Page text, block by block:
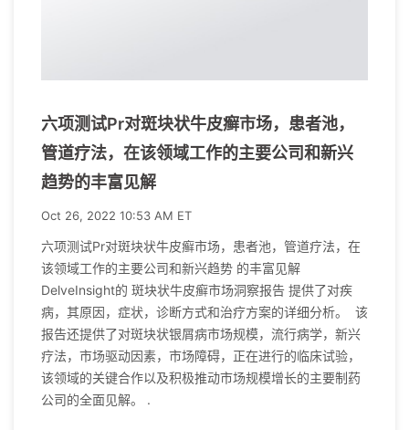
六项测试Pr对斑块状牛皮癣市场，患者池，
管道疗法，在该领域工作的主要公司和新兴
趋势的丰富见解
Oct 26, 2022 10:53 AM ET
六项测试Pr对斑块状牛皮癣市场，患者池，管道疗法，在
该领域工作的主要公司和新兴趋势 的丰富见解
DelveInsight的 斑块状牛皮癣市场洞察报告 提供了对疾
病，其原因，症状，诊断方式和治疗方案的详细分析。 该
报告还提供了对斑块状银屑病市场规模，流行病学，新兴
疗法，市场驱动因素，市场障碍，正在进行的临床试验，
该领域的关键合作以及积极推动市场规模增长的主要制药
公司的全面见解。 .